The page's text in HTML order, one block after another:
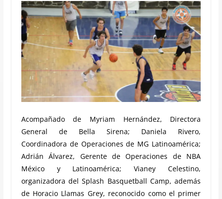
Acompañado de Myriam Hernández, Directora
General de Bella Sirena; Daniela Rivero,
Coordinadora de Operaciones de MG Latinoamérica;
Adrián Álvarez, Gerente de Operaciones de NBA
México y Latinoamérica; Vianey Celestino,
organizadora del Splash Basquetball Camp, además
de Horacio Llamas Grey, reconocido como el primer